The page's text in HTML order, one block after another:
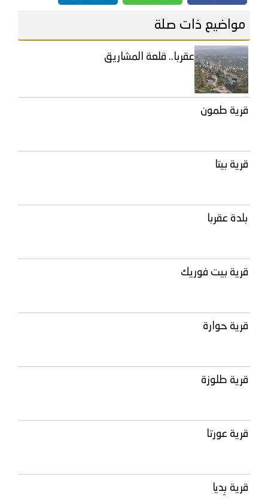
مواضيع ذات صلة
عقربا.. قلعة المشاريق
قرية طمون
قرية بيتا
بلدة عقربا
قرية بيت فوريك
قرية حوارة
قرية طلوزة
قرية عورتا
قرية بِديا